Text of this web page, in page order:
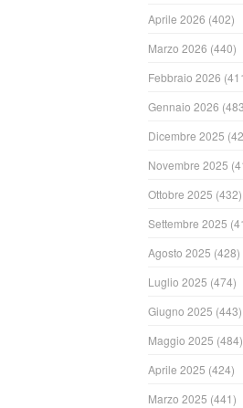
Aprile 2026 (402)
Marzo 2026 (440)
Febbraio 2026
Gennaio 2026
Dicembre 2025
Novembre 2025
Ottobre 2025 (432)
Settembre 2025
Agosto 2025 (428)
Luglio 2025 (474)
Giugno 2025 (443)
Maggio 2025 (484)
Aprile 2025 (424)
Marzo 2025 (441)